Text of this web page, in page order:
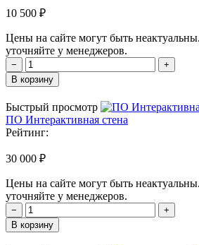
10 500 ₽
Цены на сайте могут быть
уточняйте у менеджеров.
−
+
В корзину
Быстрый просмотр
ПО Интерактивная стена
Рейтинг:
30 000 ₽
Цены на сайте могут быть
уточняйте у менеджеров.
−
+
В корзину